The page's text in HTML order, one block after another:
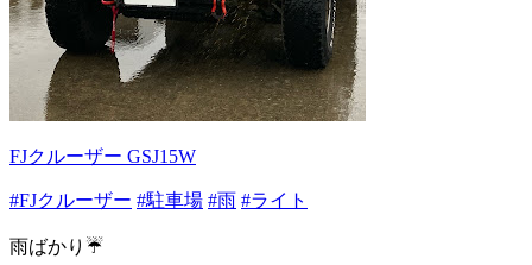
FJクルーザー GSJ15W
#FJクルーザー #駐車場 #雨 #ライト
雨ばかり☔